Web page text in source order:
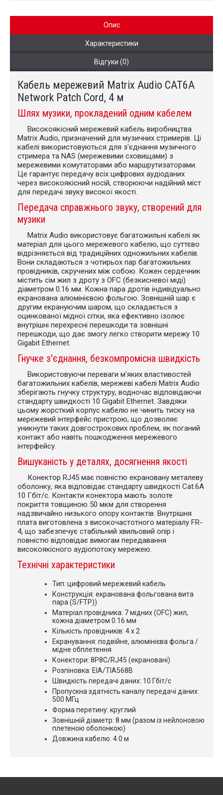
Опис
Характеристики
Відгуки (0)
Кабель мережевий Matrix Audio CAT6A
Network Patch Cord, 4 м
Шлях музики, прокладений одним кабелем
Високоякісний мережевий кабель виробництва
Matrix Audio, призначений для музичних стримерів. Ці
кабелі використовуються для з'єднання музичного
стримера та NAS (мережевими сховищами) з
мережевими комутаторами або маршрутизаторами.
Це гарантує передачу всіх цифрових аудіоданих
через високоякісний носій, створюючи надійний міст
для передачі звуку високої якості.
Передача справжнього звуку, створений для
музики
Matrix Audio використовує багатожильні кабелі як
матеріал для цього мережевого кабелю, що суттєво
відрізняється від традиційних одножильних кабелів.
Вони складаються з чотирьох пар багатожильних
провідників, скручених між собою. Кожен сердечник
містить сім жил з дроту з OFC (безкисневої міді)
діаметром 0.16 мм. Кожна пара дротів індивідуально
екранована алюмінієвою фольгою. Зовнішній шар є
другим екрануючим шаром, що складається з
оцинкованої мідної сітки, яка ефективно ізолює
внутрішні перехресні перешкоди та зовнішні
перешкоди, що дає змогу легко створити мережу 10
Gigabit Ethernet.
Гнучке з'єднання, безкомпромісна швидкість
Використовуючи переваги м'яких властивостей
багатожильних кабелів, мережеві кабелі Matrix Audio
зберігають гнучку структуру, водночас відповідаючи
стандарту швидкості 10 Gigabit Ethernet. Завдяки
цьому жорсткий корпус кабелю не чинить тиску на
мережевий інтерфейс пристрою, що дозволяє
уникнути таких довгострокових проблем, як поганий
контакт або навіть пошкодження мережевого
інтерфейсу.
Вишуканість у деталях, досягнення якості
Конектор RJ45 має повністю екрановану металеву
оболонку, яка відповідає стандарту швидкості Cat.6A
10 Гбіт/с. Контакти конектора мають золоте
покриття товщиною 50 мкм для створення
надзвичайно низького опору контактів. Внутрішня
плата виготовлена з високочастотного матеріалу FR-
4, що забезпечує стабільний хвильовий опір і
повністю відповідає вимогам передавання
високоякісного аудіопотоку мережею.
Технічні характеристики
Тип: цифровий мережевий кабель
Конструкція: екранована фольгована вита
пара (S/FTP))
Матеріал провідника: 7 мідних (OFC) жил,
кожна діаметром 0.16 мм
Кількість провідників: 4 х 2
Екранування: подвійне, алюмінієва фольга /
мідне обплетення
Конектори: 8P8C/RJ45 (екрановані)
Розпіновка: EIA/TIA568B
Швидкість передачі даних: 10 Гбіт/с
Пропускна здатність каналу передачі даних:
500 МГц
Форма перетину: круглий
Зовнішній діаметр: 8 мм (разом із нейлоновою
плетеною оболонкою)
Довжина кабелю: 4.0 м